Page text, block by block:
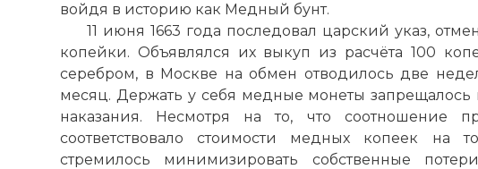
войдя в историю как Медный бунт.
11 июня 1663 года последовал царский указ,
копейки. Объявлялся их выкуп из расчёта 100
серебром, в Москве на обмен отводилось две
месяц. Держать у себя медные монеты запрещалось
наказания. Несмотря на то, что соотношение
соответствовало стоимости медных копеек на
стремилось минимизировать собственные
☓